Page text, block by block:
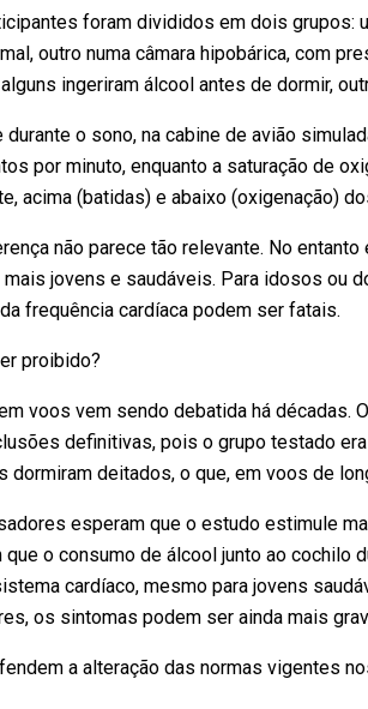
foram divididos em dois grupos:
outro numa câmara hipobárica, com
ingeriram álcool antes de dormir,
o sono, na cabine de avião
por minuto, enquanto a saturação de
acima (batidas) e abaixo (oxigenação)
não parece tão relevante. No
jovens e saudáveis. Para idosos ou
frequência cardíaca podem ser fatais.
proibido?
voos vem sendo debatida há décadas.
definitivas, pois o grupo testado
dormiram deitados, o que, em voos de
esperam que o estudo estimule
o consumo de álcool junto ao cochilo
cardíaco, mesmo para jovens
os sintomas podem ser ainda mais
a alteração das normas vigentes